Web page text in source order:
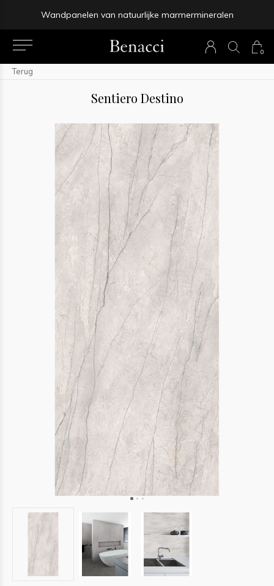
0
Wandpanelen van natuurlijke marmermineralen
Terug
Sentiero Destino